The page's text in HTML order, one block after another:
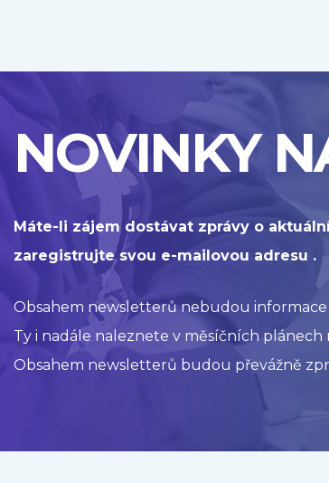
NOVINKY
Máte-li zájem dostávat zprávy o
zaregistrujte svou e-mailovou adresu .
Obsahem newsletterů nebudou
Ty i nadále naleznete v měsíčních
Obsahem newsletterů budou převážně